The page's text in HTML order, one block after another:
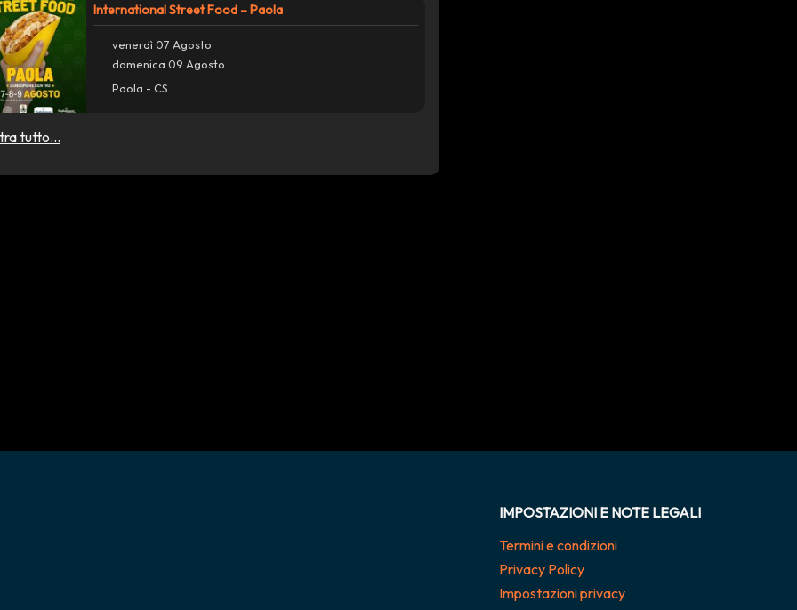
International Street Food – Paola
venerdì 07 Agosto
domenica 09 Agosto
Paola - CS
tutto...
IMPOSTAZIONI E NOTE LEGALI
Termini e condizioni
Privacy Policy
Impostazioni privacy